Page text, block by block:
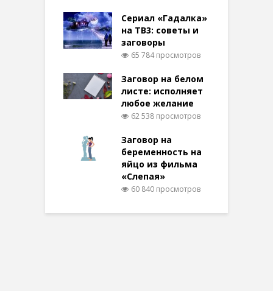
Сериал «Гадалка»
на ТВ3: советы и
заговоры
65 784 просмотров
Заговор на белом
листе: исполняет
любое желание
62 538 просмотров
Заговор на
беременность на
яйцо из фильма
«Слепая»
60 840 просмотров